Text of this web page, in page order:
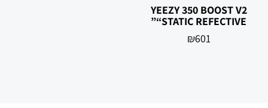
YEEZY 350 BOOST V2
“STATIC REFECTIVE”
₪601